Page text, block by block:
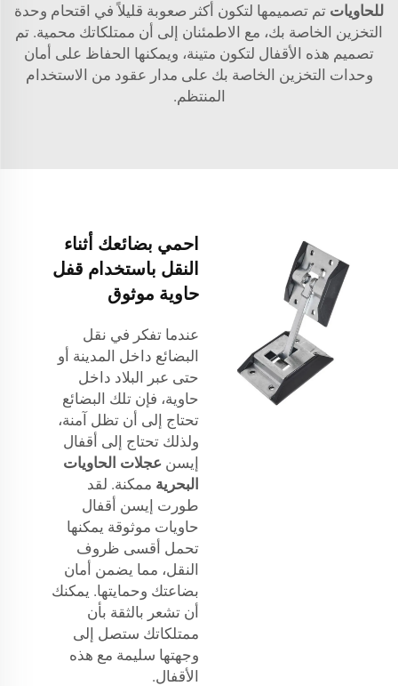
للحاويات تم تصميمها لتكون أكثر صعوبة قليلاً في اقتحام وحدة
التخزين الخاصة بك، مع الاطمئنان إلى أن ممتلكاتك محمية. تم
تصميم هذه الأقفال لتكون متينة، ويمكنها الحفاظ على أمان
وحدات التخزين الخاصة بك على مدار عقود من الاستخدام
المنتظم.
احمي بضائعك أثناء
النقل باستخدام قفل
حاوية موثوق
عندما تفكر في نقل
البضائع داخل المدينة أو
حتى عبر البلاد داخل
حاوية، فإن تلك البضائع
تحتاج إلى أن تظل آمنة،
ولذلك تحتاج إلى أقفال
إيسن عجلات الحاويات
البحرية ممكنة. لقد
طورت إيسن أقفال
حاويات موثوقة يمكنها
تحمل أقسى ظروف
النقل، مما يضمن أمان
بضاعتك وحمايتها. يمكنك
أن تشعر بالثقة بأن
ممتلكاتك ستصل إلى
وجهتها سليمة مع هذه
الأقفال.